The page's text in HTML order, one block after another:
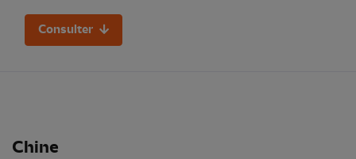
Consulter
Chine